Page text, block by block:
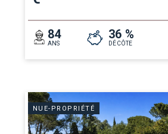
84
ANS
36 %
DÉCÔTE
NUE-PROPRIÉTÉ